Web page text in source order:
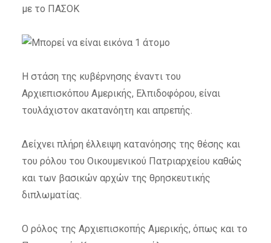
με το ΠΑΣΟΚ
Η στάση της κυβέρνησης έναντι του
Αρχιεπισκόπου Αμερικής, Ελπιδοφόρου, είναι
τουλάχιστον ακατανόητη και απρεπής.
Δείχνει πλήρη έλλειψη κατανόησης της θέσης και
του ρόλου του Οικουμενικού Πατριαρχείου καθώς
και των βασικών αρχών της θρησκευτικής
διπλωματίας.
Ο ρόλος της Αρχιεπισκοπής Αμερικής, όπως και το